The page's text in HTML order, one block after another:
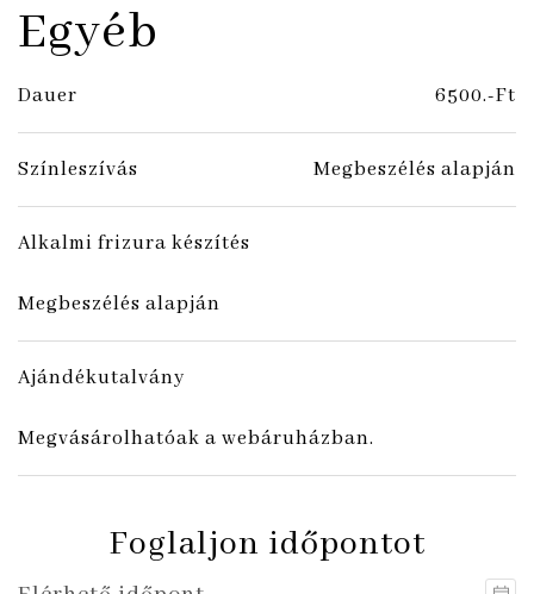
Egyéb
Dauer 6500.-Ft
Színleszívás Megbeszélés alapján
Alkalmi frizura készítés
Megbeszélés alapján
Ajándékutalvány
Megvásárolhatóak a webáruházban.
Foglaljon időpontot